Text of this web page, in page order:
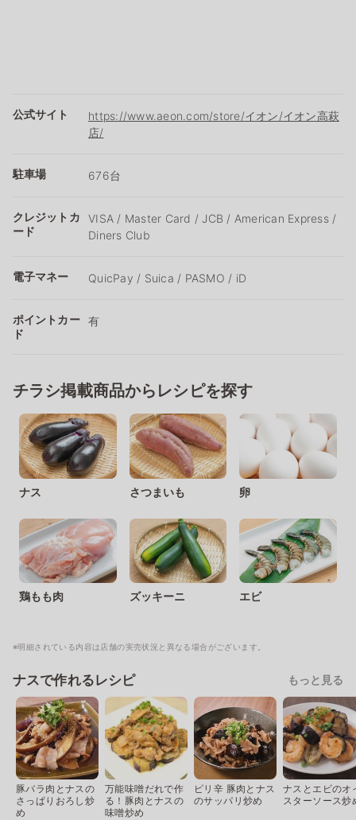
公式サイト
https://www.aeon.com/store/イオン/イオン高萩
店/
駐車場 676台
クレジットカ
ード
VISA / Master Card / JCB / American Express /
Diners Club
電子マネー QuicPay / Suica / PASMO / iD
ポイントカー
ド
有
チラシ掲載商品からレシピを探す
ナス さつまいも 卵
鶏もも肉 ズッキーニ エビ
※明細されている内容は店舗の実売状況と異なる場合がございます。
ナスで作れるレシピ もっと見る
豚バラ肉とナスの
さっぱりおろし炒
め
万能味噌だれで作
る！豚肉とナスの
味噌炒め
ピリ辛 豚肉とナス
のサッパリ炒め
ナスとエビのオ
スターソース炒